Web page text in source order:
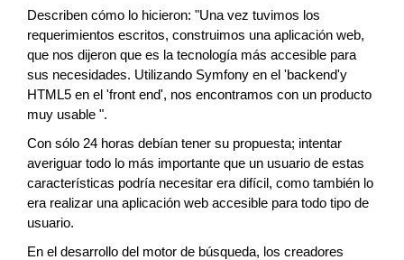
Describen cómo lo hicieron: "Una vez tuvimos los
requerimientos escritos, construimos una aplicación web,
que nos dijeron que es la tecnología más accesible para
sus necesidades. Utilizando Symfony en el 'backend'y
HTML5 en el 'front end', nos encontramos con un producto
muy usable ".
Con sólo 24 horas debían tener su propuesta; intentar
averiguar todo lo más importante que un usuario de estas
características podría necesitar era difícil, como también lo
era realizar una aplicación web accesible para todo tipo de
usuario.
En el desarrollo del motor de búsqueda, los creadores